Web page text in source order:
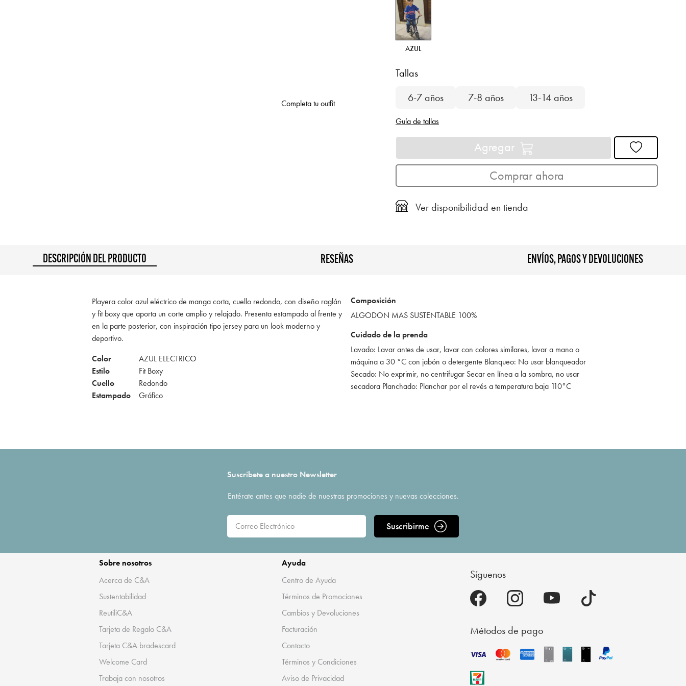
Completa tu outfit
AZUL
Tallas
6-7 años
7-8 años 13-14 años
Guía de tallas
Agregar
Comprar ahora
Ver disponibilidad en tienda
DESCRIPCIÓN DEL PRODUCTO RESEÑAS ENVÍOS, PAGOS Y DEVOLUCIONES
Playera color azul eléctrico de manga corta, cuello redondo, con diseño raglán
y fit boxy que aporta un corte amplio y relajado. Presenta estampado al frente y
en la parte posterior, con inspiración tipo jersey para un look moderno y
deportivo.
Color
AZUL ELECTRICO
Estilo
Fit Boxy
Cuello
Redondo
Estampado
Gráfico
Composición
ALGODON MAS SUSTENTABLE 100%
Cuidado de la prenda
Lavado: Lavar antes de usar, lavar con colores similares, lavar a mano o
máquina a 30 °C con jabón o detergente Blanqueo: No usar blanqueador
Secado: No exprimir, no centrifugar Secar en línea a la sombra, no usar
secadora Planchado: Planchar por el revés a temperatura baja 110°C
Suscríbete a nuestro Newsletter
Entérate antes que nadie de nuestras promociones y nuevas colecciones.
Suscribirme
Sobre nosotros
Acerca de C&A
Sustentabilidad
ReutiliC&A
Tarjeta de Regalo C&A
Tarjeta C&A bradescard
Welcome Card
Trabaja con nosotros
Ayuda
Centro de Ayuda
Términos de Promociones
Cambios y Devoluciones
Facturación
Contacto
Términos y Condiciones
Aviso de Privacidad
Síguenos
Métodos de pago